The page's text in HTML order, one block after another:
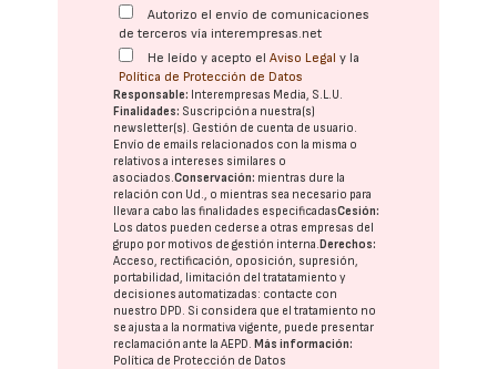
Autorizo el envío de comunicaciones
de terceros vía interempresas.net
He leído y acepto elAviso Legal y la
Política de Protección de Datos
Responsable: Interempresas Media, S.L.U.
Finalidades: Suscripción a nuestra(s)
newsletter(s). Gestión de cuenta de usuario.
Envío de emails relacionados con la misma o
relativos a intereses similares o
asociados.Conservación: mientras dure la
relación con Ud., o mientras sea necesario para
llevar a cabo las finalidades especificadasCesión:
Los datos pueden cederse a otras empresas del
grupo por motivos de gestión interna.Derechos:
Acceso, rectificación, oposición, supresión,
portabilidad, limitación del tratatamiento y
decisiones automatizadas: contacte con
nuestro DPD. Si considera que el tratamiento no
se ajusta a la normativa vigente, puede presentar
reclamación ante laAEPD.Más información:
Política de Protección de Datos